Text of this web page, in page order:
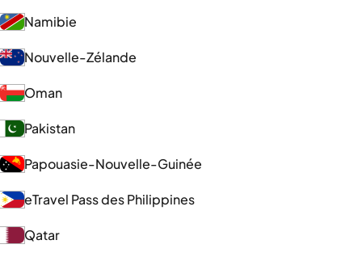
Namibie
Nouvelle-Zélande
Oman
Pakistan
Papouasie-Nouvelle-Guinée
eTravel Pass des Philippines
Qatar